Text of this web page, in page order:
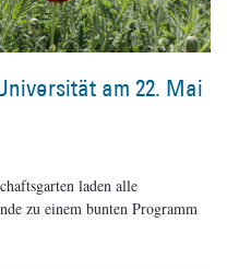
am 22. Mai
laden alle
zu einem bunten Programm